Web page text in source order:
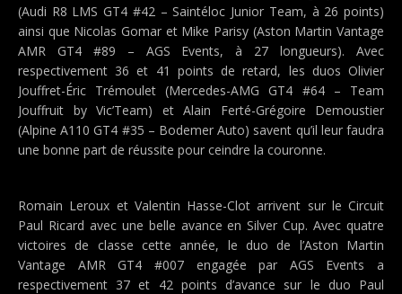
(Audi R8 LMS GT4 #42 – Saintéloc Junior Team, à 26 points)
ainsi que Nicolas Gomar et Mike Parisy (Aston Martin Vantage
AMR GT4 #89 – AGS Events, à 27 longueurs). Avec
respectivement 36 et 41 points de retard, les duos Olivier
Jouffret-Éric Trémoulet (Mercedes-AMG GT4 #64 – Team
Jouffruit by Vic’Team) et Alain Ferté-Grégoire Demoustier
(Alpine A110 GT4 #35 – Bodemer Auto) savent qu’il leur faudra
une bonne part de réussite pour ceindre la couronne.
Romain Leroux et Valentin Hasse-Clot arrivent sur le Circuit
Paul Ricard avec une belle avance en Silver Cup. Avec quatre
victoires de classe cette année, le duo de l’Aston Martin
Vantage AMR GT4 #007 engagée par AGS Events a
respectivement 37 et 42 points d’avance sur le duo Paul